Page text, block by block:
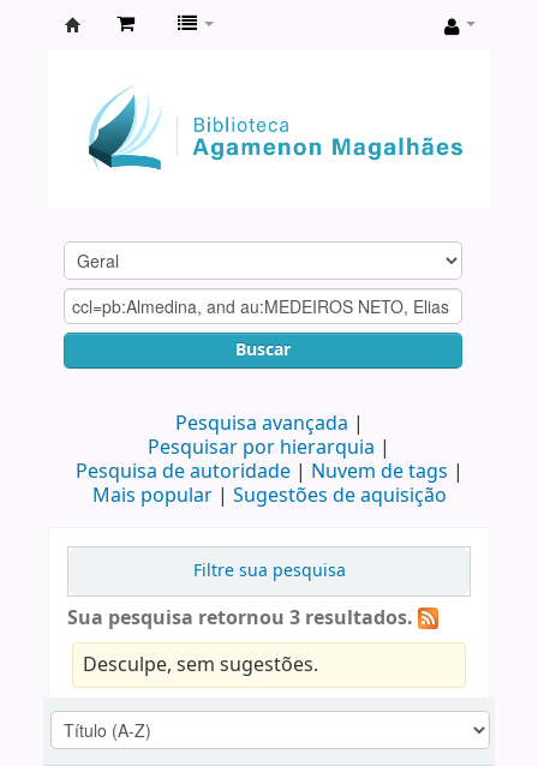
Agamenon
Magalhães
Buscar
Pesquisa avançada
Pesquisar por hierarquia
Pesquisa de autoridade
Nuvem de tags
Mais popular
Sugestões de aquisição
Filtre sua pesquisa
Sua pesquisa retornou 3 resultados.
Desculpe, sem sugestões.